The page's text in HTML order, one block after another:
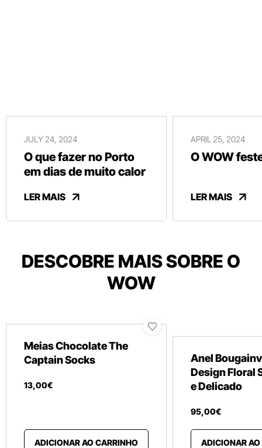
JULY 24, 2024
O que fazer no Porto
em dias de muito calor
LER MAIS
APRIL 25, 2024
O WOW
LER MAIS
DESCOBRE MAIS SOBRE O
WOW
Meias Chocolate The
Captain Socks
13,00€
ADICIONAR AO CARRINHO
Anel
Design Floral
e Delicado
95,00€
ADICIONAR